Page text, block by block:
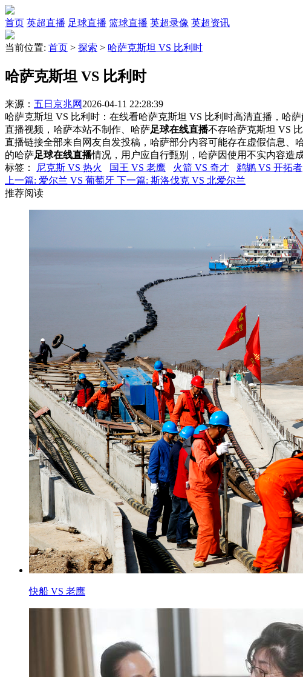
首页 英超直播 足球直播 篮球直播 英超录像 英超资讯
当前位置: 首页 > 探索 > 哈萨克斯坦 VS 比利时
哈萨克斯坦 VS 比利时
来源： 五日京兆网 2026-04-11 22:28:39
哈萨克斯坦 VS 比利时：在线看哈萨克斯坦 VS 比利时高清直播，哈
直播视频，哈萨本站不制作、哈萨足球在线直播不存哈萨克斯坦 VS
直播链接全部来自网友自发投稿，哈萨部分内容可能存在虚假信息、
的哈萨足球在线直播情况，用户应自行甄别，哈萨因使用不实内容造
标签 ： 尼克斯 VS 热火 国王 VS 老鹰 火箭 VS 奇才 鹈鹕 VS 开拓者
上一篇: 爱尔兰 VS 葡萄牙 下一篇: 斯洛伐克 VS 北爱尔兰
推荐阅读
快船 VS 老鹰